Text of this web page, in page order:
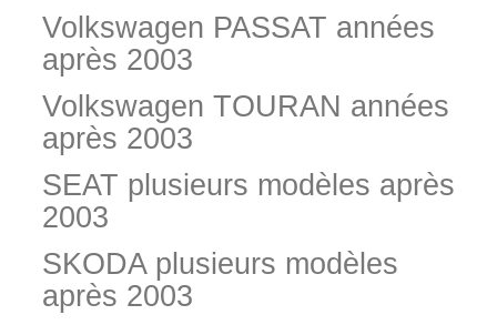
Volkswagen PASSAT années
après 2003
Volkswagen TOURAN années
après 2003
SEAT plusieurs modèles après
2003
SKODA plusieurs modèles
après 2003